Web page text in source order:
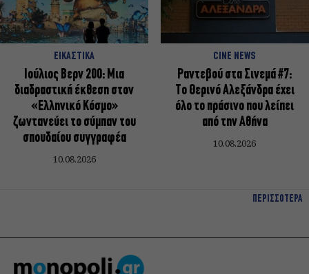
ΕΙΚΑΣΤΙΚΑ
Ιούλιος Βερν 200: Μια
διαδραστική έκθεση στον
«Ελληνικό Κόσμο»
ζωντανεύει το σύμπαν του
σπουδαίου συγγραφέα
10.08.2026
CINE NEWS
Ραντεβού στα Σινεμά #7:
Το Θερινό Αλεξάνδρα έχει
όλο το πράσινο που λείπει
από την Αθήνα
10.08.2026
ΠΕΡΙΣΣΟΤΕΡΑ